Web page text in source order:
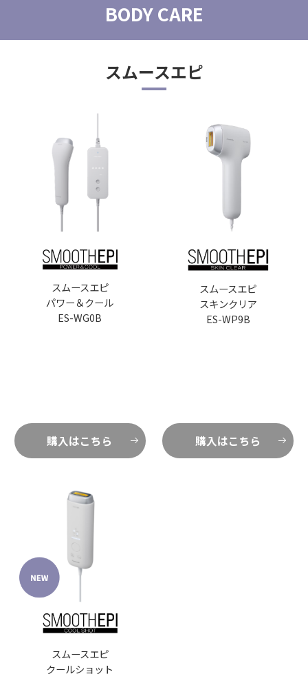
スチーマー ナノケア
EH-SA3D
購入はこちら
BODY CARE
スムースエピ
スムースエピ
パワー＆クール
ES-WG0B
購入はこちら
スムースエピ
スキンクリア
ES-WP9B
購入はこちら
スムースエピ
クールショット